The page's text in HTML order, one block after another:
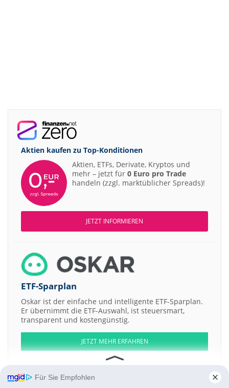
Aktien kaufen zu Top-Konditionen
Aktien, ETFs, Derivate, Kryptos und
mehr – jetzt für 0 Euro pro Trade
handeln (zzgl. marktüblicher Spreads)!
JETZT INFORMIEREN
ETF-Sparplan
Oskar ist der einfache und intelligente ETF-Sparplan.
Er übernimmt die ETF-Auswahl, ist steuersmart,
transparent und kostengünstig.
JETZT MEHR ERFAHREN
Für Sie Empfohlen